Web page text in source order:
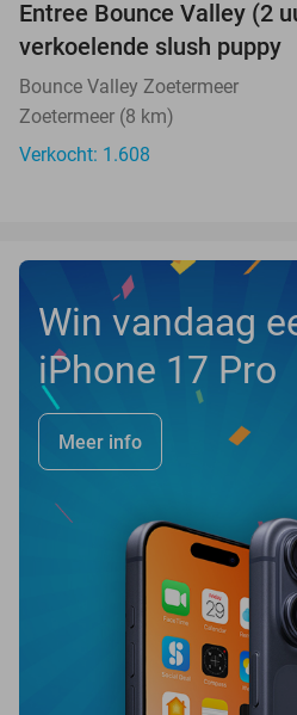
Entree Bounce Valley (2
verkoelende slush puppy
Bounce Valley Zoetermeer
Zoetermeer (8 km)
Verkocht: 1.608
Win vandaag
iPhone 17 Pro
Meer info